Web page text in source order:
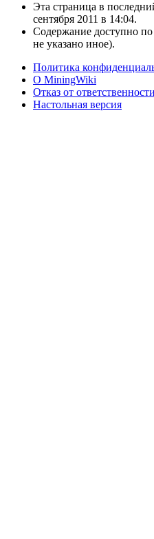
Эта страница в
сентября 2011 в 14:04.
Содержание доступно
не указано иное).
Политика
О MiningWiki
Отказ от ответственности
Настольная версия